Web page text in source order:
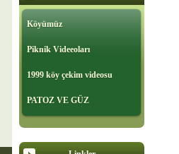
Köyümüz
Piknik Videeoları
1999 köy çekim videosu
PATOZ VE GÜZ